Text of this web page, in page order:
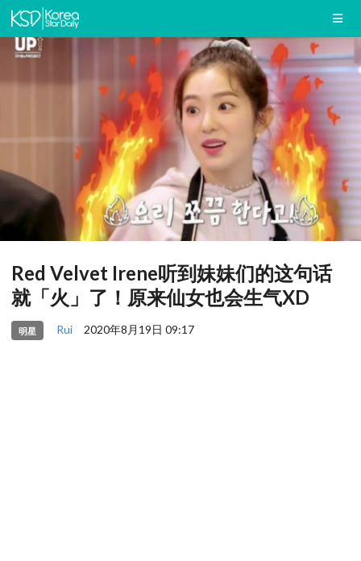
Red Velvet Irene听到妹妹们的这句话
就「火」了！原来仙女也会生气XD
明星 Rui 2020年8月19日 09:17